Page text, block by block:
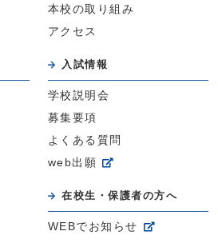
本校の取り組み
アクセス
入試情報
学校説明会
募集要項
よくある質問
web出願
在校生・保護者の方へ
WEBでお知らせ